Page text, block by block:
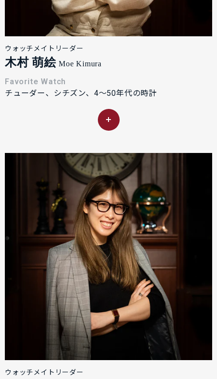
ウォッチメイトリーダー
木村 萌絵 Moe Kimura
Favorite Watch
チューダー、シチズン、4〜50年代の時計
ウォッチメイトリーダー